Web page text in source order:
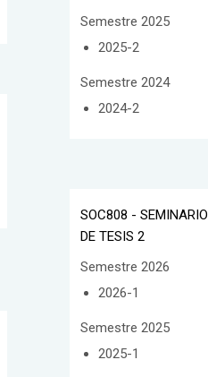
Semestre 2025
2025-2
Semestre 2024
2024-2
SOC808 - SEMINARIO
DE TESIS 2
Semestre 2026
2026-1
Semestre 2025
2025-1